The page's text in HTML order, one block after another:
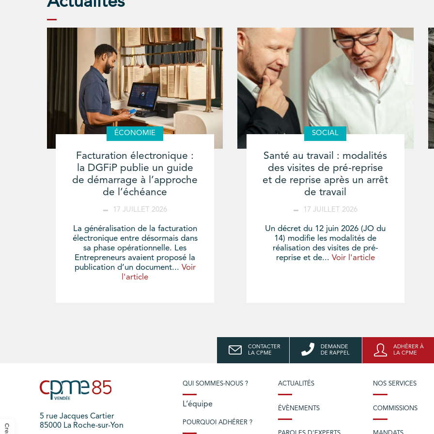
ÉCONOMIE
Facturation électronique :
la DGFiP publie un guide
de démarrage à l’approche
de l’échéance
17 JUILLET 2026
La généralisation de la facturation
électronique entre désormais dans
sa phase opérationnelle. Les
Entrepreneurs avaient proposé la
publication d’un document... Voir
l'article
SOCIAL
Santé au travail : modalités
des visites de pré-reprise
et de reprise après un arrêt
de travail
17 JUILLET 2026
Un décret du 12 juin 2026 (JO du
14) modifie les modalités de
réalisation des visites de pré-
reprise et de... Voir l'article
CONTACTER
LA CPME
DEMANDE
DE RAPPEL
ADHÉRER À
LA CPME
5 rue Jacques Cartier
85000 La Roche-sur-Yon
QUI SOMMES-NOUS ?
L’équipe
POURQUOI ADHÉRER ?
ACTUALITÉS
ÉVÈNEMENTS
NOS SERVICES
COMMISSIONS